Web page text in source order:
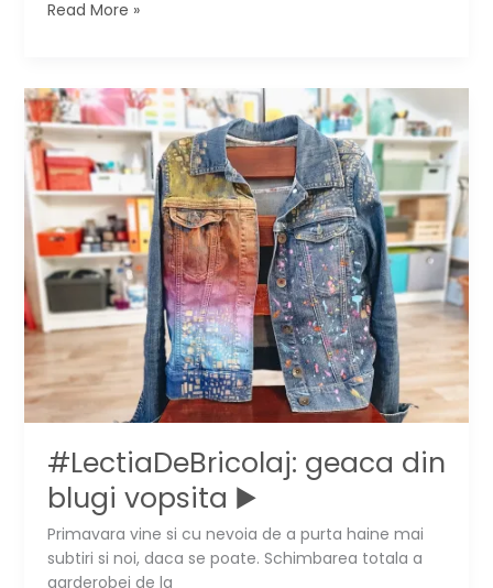
#LectiaDeBricolaj:
textila
▶️
Read More »
#LectiaDeBricolaj: geaca din
blugi vopsita ▶️
Primavara vine si cu nevoia de a purta haine mai
subtiri si noi, daca se poate. Schimbarea totala a
garderobei de la